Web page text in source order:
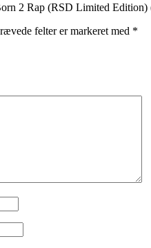
2 Rap (RSD Limited
felter er markeret med *